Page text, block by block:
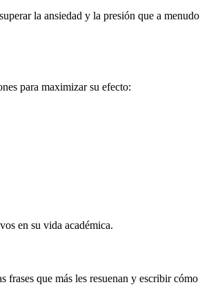
la ansiedad y la presión que a menudo
para maximizar su efecto:
en su vida académica.
frases que más les resuenan y escribir cómo